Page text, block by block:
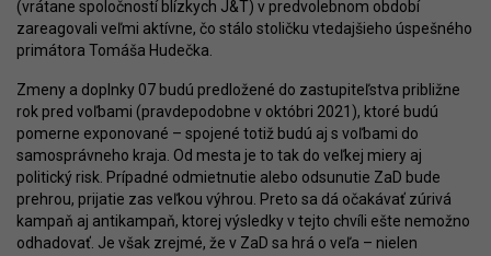
(vrátane spoločností blízkych J&T) v predvolebnom období
zareagovali veľmi aktívne, čo stálo stoličku vtedajšieho úspešného
primátora Tomáša Hudečka.
Zmeny a doplnky 07 budú predložené do zastupiteľstva približne
rok pred voľbami (pravdepodobne v októbri 2021), ktoré budú
pomerne exponované – spojené totiž budú aj s voľbami do
samosprávneho kraja. Od mesta je to tak do veľkej miery aj
politický risk. Prípadné odmietnutie alebo odsunutie ZaD bude
prehrou, prijatie zas veľkou výhrou. Preto sa dá očakávať zúrivá
kampaň aj antikampaň, ktorej výsledky v tejto chvíli ešte nemožno
odhadovať. Je však zrejmé, že v ZaD sa hrá o veľa – nielen